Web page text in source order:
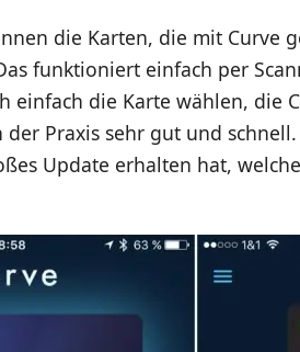
die Karten, die mit Curve
funktioniert einfach per
einfach die Karte wählen, die
der Praxis sehr gut und
Update erhalten hat,